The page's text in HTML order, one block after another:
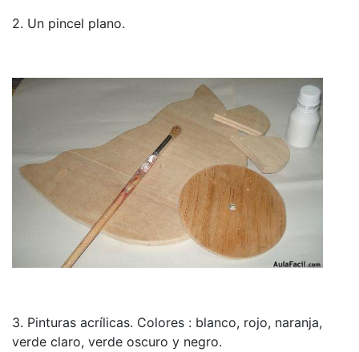
2. Un pincel plano.
3. Pinturas acrílicas. Colores : blanco, rojo, naranja,
verde claro, verde oscuro y negro.